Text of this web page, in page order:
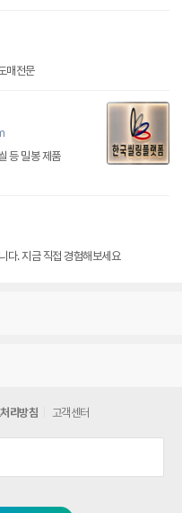
매전문
등 밀봉 제품
다. 지금 직접 경험해보세요
리방침 고객센터